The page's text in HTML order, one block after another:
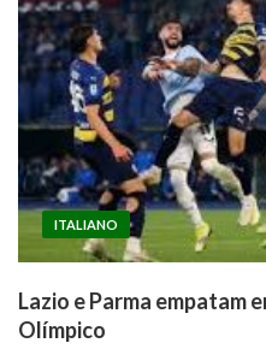
ITALIANO
Lazio e Parma empatam
Olímpico